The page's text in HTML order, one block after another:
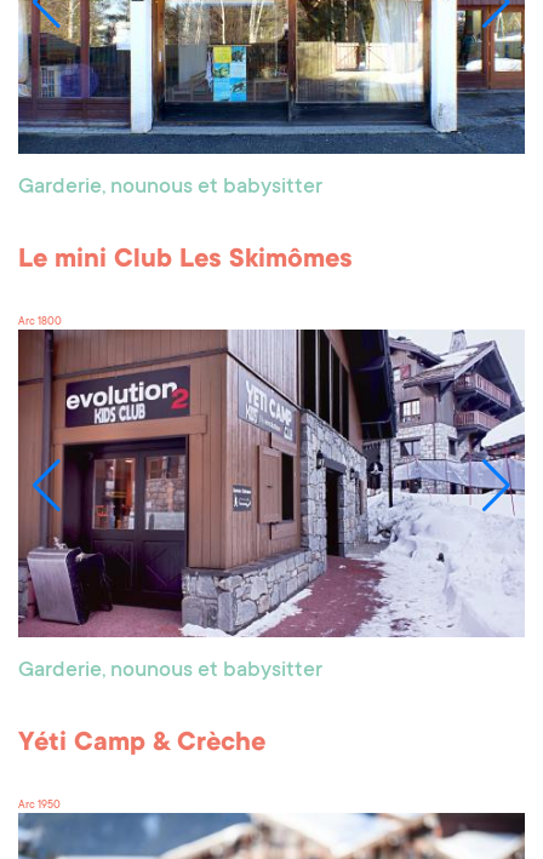
Garderie, nounous et babysitter
Le mini Club Les Skimômes
Arc 1800
Garderie, nounous et babysitter
Yéti Camp & Crèche
Arc 1950